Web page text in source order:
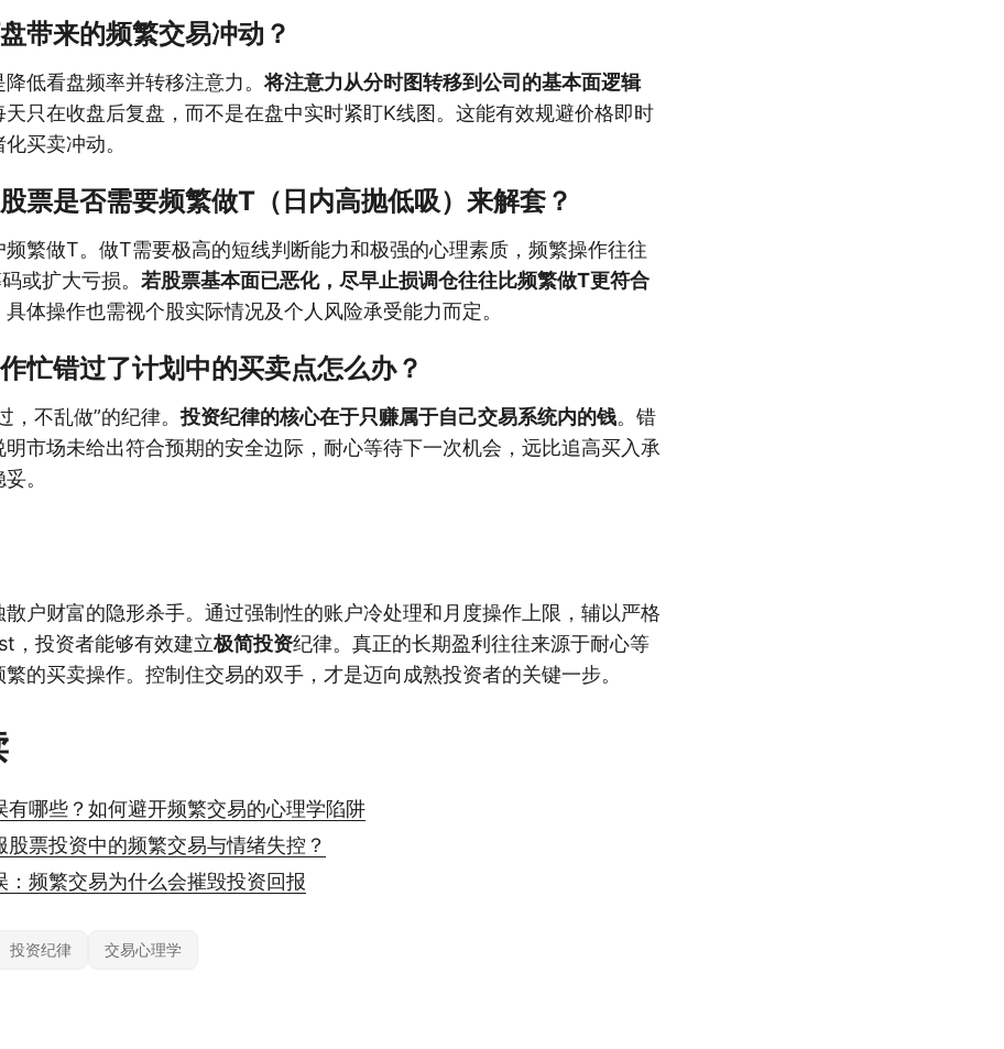
带来的频繁交易冲动？
低看盘频率并转移注意力。 将注意力从分时图转移到公司的基本面逻辑
天只在收盘后复盘，而不是在盘中实时紧盯K线图。这能有效规避价格即时
买卖冲动。
票是否需要频繁做T（日内高抛低吸）来解套？
繁做T。做T需要极高的短线判断能力和极强的心理素质，频繁操作往往
或扩大亏损。 若股票基本面已恶化，尽早止损调仓往往比频繁做T更符合
具体操作也需视个股实际情况及个人风险承受能力而定。
忙错过了计划中的买卖点怎么办？
，不乱做”的纪律。投资纪律的核心在于只赚属于自己交易系统内的钱。错
市场未给出符合预期的安全边际，耐心等待下一次机会，远比追高买入承
。
户财富的隐形杀手。通过强制性的账户冷处理和月度操作上限，辅以严格
，投资者能够有效建立极简投资纪律。真正的长期盈利往往来源于耐心等
的买卖操作。控制住交易的双手，才是迈向成熟投资者的关键一步。
有哪些？如何避开频繁交易的心理学陷阱
股票投资中的频繁交易与情绪失控？
：频繁交易为什么会摧毁投资回报
投资纪律 交易心理学